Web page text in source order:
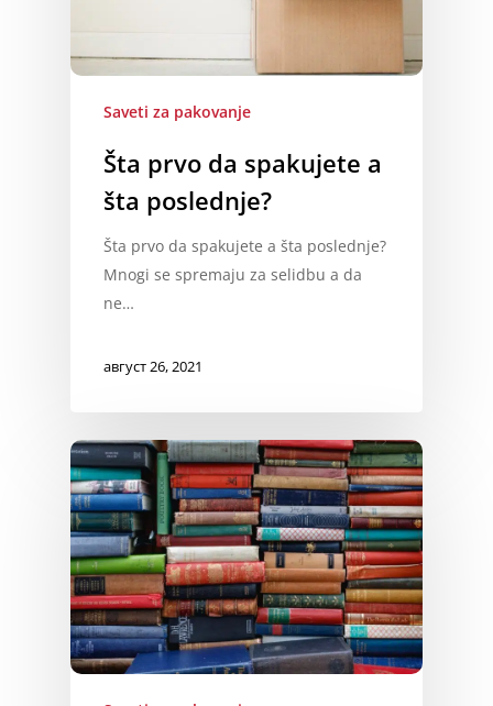
Saveti za pakovanje
Šta prvo da spakujete a
šta poslednje?
Šta prvo da spakujete a šta poslednje?
Mnogi se spremaju za selidbu a da
ne…
август 26, 2021